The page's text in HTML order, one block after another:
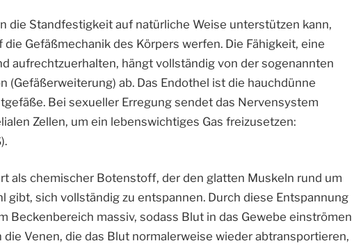
die Standfestigkeit auf natürliche Weise unterstützen kann,
Gefäßmechanik des Körpers werfen. Die Fähigkeit, eine
aufrechtzuerhalten, hängt vollständig von der sogenannten
(Gefäßerweiterung) ab. Das Endothel ist die hauchdünne
Bei sexueller Erregung sendet das Nervensystem
Zellen, um ein lebenswichtiges Gas freizusetzen:
als chemischer Botenstoff, der den glatten Muskeln rund um
gibt, sich vollständig zu entspannen. Durch diese Entspannung
Beckenbereich massiv, sodass Blut in das Gewebe einströmen
die Venen, die das Blut normalerweise wieder abtransportieren,